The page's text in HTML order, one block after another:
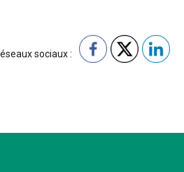
sociaux :